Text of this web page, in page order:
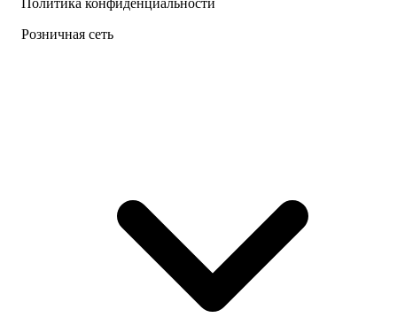
Политика конфиденциальности
Розничная сеть